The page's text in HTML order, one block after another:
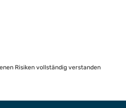
Risiken vollständig verstanden